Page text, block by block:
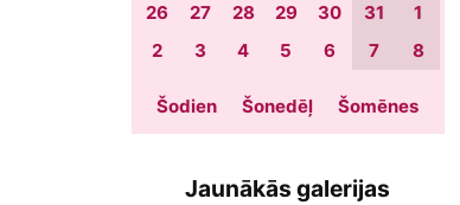
26
27 28 29 30 31
1
2
3 4 5 6 7 8
Šodien Šonedēļ Šomēnes
Jaunākās galerijas